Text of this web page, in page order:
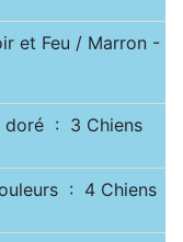
et Feu / Marron -
doré : 3 Chiens
: 4 Chiens